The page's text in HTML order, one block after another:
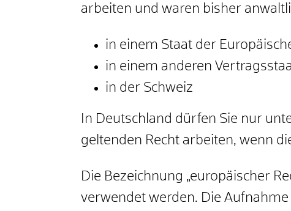
arbeiten und waren bisher
in einem Staat der
in einem anderen
in der Schweiz
In Deutschland dürfen Sie nur
geltenden Recht arbeiten, wenn
Die Bezeichnung „europäischer
verwendet werden. Die